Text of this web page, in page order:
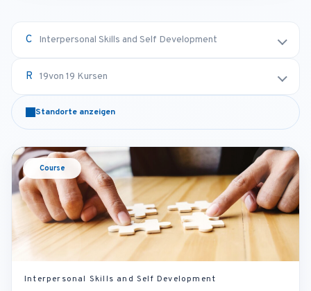
Interpersonal Skills and Self Development
19von 19 Kursen
Standorte anzeigen
Course
Interpersonal Skills and Self Development